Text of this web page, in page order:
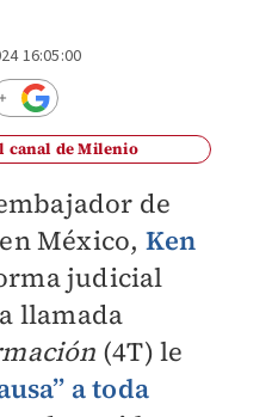
16:05:00
canal de Milenio
de
México, Ken
judicial
llamada
(4T) le
a toda